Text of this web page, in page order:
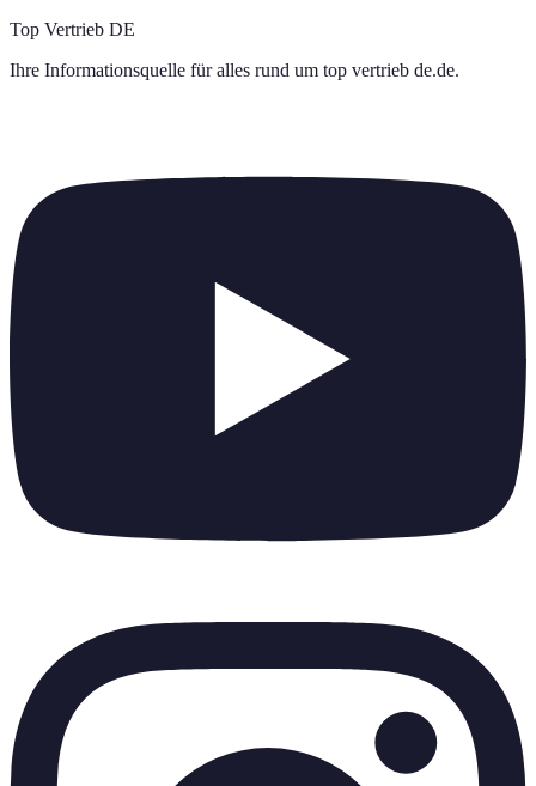
Top Vertrieb DE
Ihre Informationsquelle für alles rund um top vertrieb de.de.